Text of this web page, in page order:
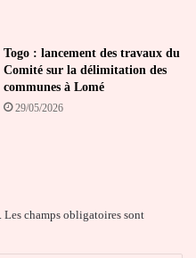
Togo : lancement des travaux du
Comité sur la délimitation des
communes à Lomé
29/05/2026
Les champs obligatoires sont